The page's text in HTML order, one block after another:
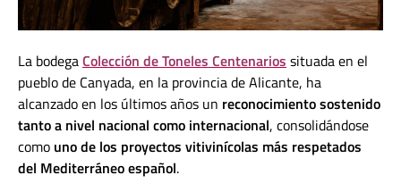
La bodegaColección de Toneles Centenarios situada en el
pueblo de Canyada, en la provincia de Alicante, ha
alcanzado en los últimos años un reconocimiento sostenido
tanto a nivel nacional como internacional, consolidándose
como uno de los proyectos vitivinícolas más respetados
del Mediterráneo español.